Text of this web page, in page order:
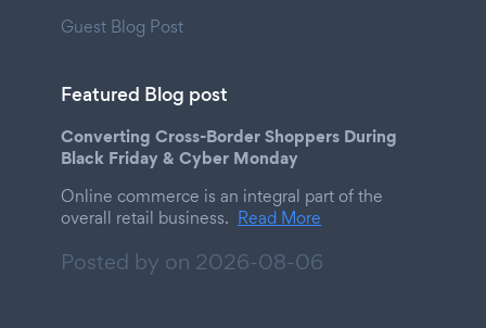
Guest Blog Post
Featured Blog post
Converting Cross-Border Shoppers During
Black Friday & Cyber Monday
Online commerce is an integral part of the
overall retail business. Read More
Posted by on 2026-08-06